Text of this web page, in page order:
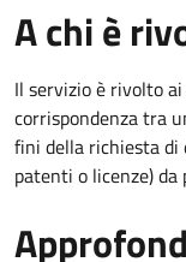
A chi è
Il servizio è rivolto
corrispondenza tra
fini della richiesta di
patenti o licenze)